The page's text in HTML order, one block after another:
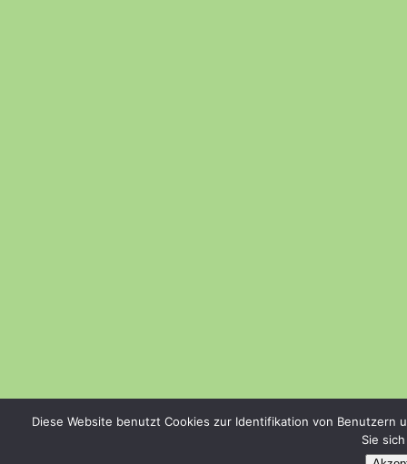
Diese Website benutzt Cookies zur Identifikation von
Sie